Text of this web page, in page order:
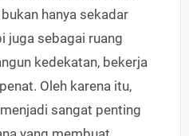
hanya sekadar
juga sebagai ruang
kedekatan, bekerja
Oleh karena itu,
sangat penting